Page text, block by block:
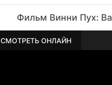
Фильм Винни Пух:
СМОТРЕТЬ ОНЛАЙН